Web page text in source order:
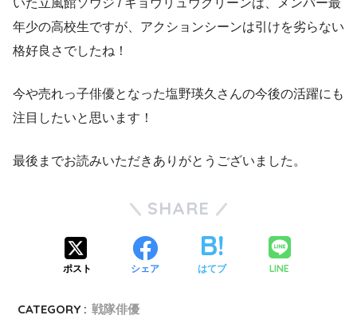
いた立風館ソウジ / キョウリュウグリーンは、メンバー最
年少の高校生ですが、アクションシーンは引けを劣らない
格好良さでしたね！
今や売れっ子俳優となった塩野瑛久さんの今後の活躍にも
注目したいと思います！
最後までお読みいただきありがとうございました。
SHARE
ポスト シェア はてブ LINE
CATEGORY : 戦隊俳優